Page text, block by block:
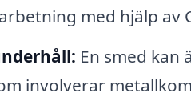
med hjälp av
En smed kan
involverar